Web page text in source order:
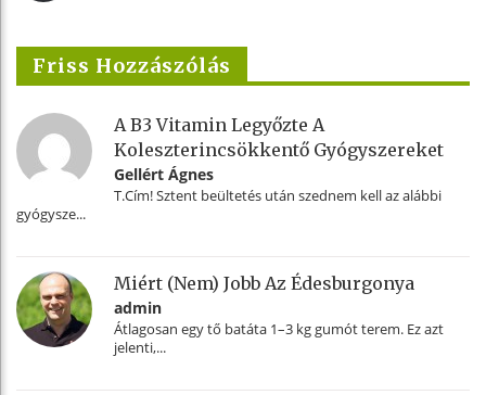
Friss Hozzászólás
A B3 Vitamin Legyőzte A
Koleszterincsökkentő Gyógyszereket
Gellért Ágnes
T.Cím! Sztent beültetés után szednem kell az alábbi
gyógysze...
Miért (nem) Jobb Az Édesburgonya
admin
Átlagosan egy tő batáta 1–3 kg gumót terem. Ez azt
jelenti,...